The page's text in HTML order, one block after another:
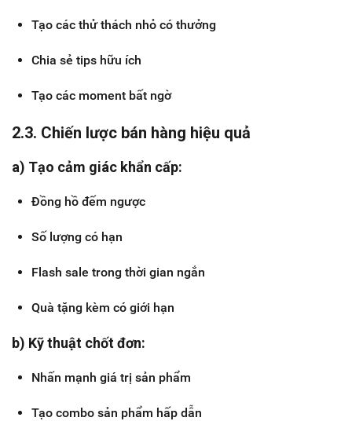
Tạo các thử thách nhỏ có thưởng
Chia sẻ tips hữu ích
Tạo các moment bất ngờ
2.3. Chiến lược bán hàng hiệu quả
a) Tạo cảm giác khẩn cấp:
Đồng hồ đếm ngược
Số lượng có hạn
Flash sale trong thời gian ngắn
Quà tặng kèm có giới hạn
b) Kỹ thuật chốt đơn:
Nhấn mạnh giá trị sản phẩm
Tạo combo sản phẩm hấp dẫn